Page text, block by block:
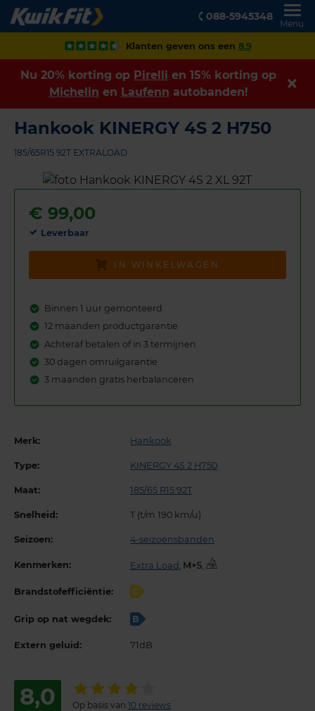
088-5945348
Menu
Klanten geven ons een 8,9
Nu 20% korting op Pirelli en 15% korting op
Michelin en Laufenn autobanden!
Hankook KINERGY 4S 2 H750
185/65R15 92T EXTRALOAD
€ 99,00
Leverbaar
IN WINKELWAGEN
Binnen 1 uur gemonteerd
12 maanden productgarantie
Achteraf betalen of in 3 termijnen
30 dagen omruilgarantie
3 maanden gratis herbalanceren
Merk: Hankook
Type: KINERGY 4S 2 H750
Maat: 185/65 R15 92T
Snelheid: T (t/m 190 km/u)
Seizoen: 4-seizoensbanden
Kenmerken: Extra Load ,
Brandstofefficiëntie: C
Grip op nat wegdek: B
Extern geluid: 71dB
8,0 Op basis van 10 reviews